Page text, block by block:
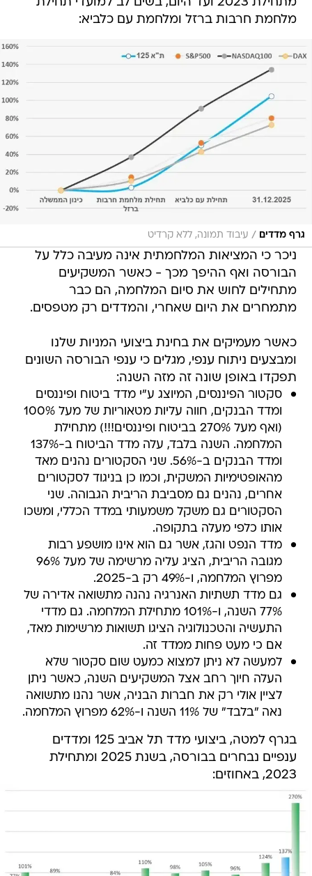
מלחמת חרבות ברזל ומלחמת עם כלביא:
גרף מדדים / עיבוד תמונה, ללא קרדיט
ניכר כי המציאות המלחמתית אינה מעיבה כלל על
הבורסה ואף ההיפך מכך - כאשר המשקיעים
מתחילים לחוש את סיום המלחמה, הם כבר
מתמחרים את היום שאחרי, והמדדים רק מטפסים.
כאשר מעמיקים את בחינת ביצועי המניות שלנו
ומבצעים ניתוח ענפי, מגלים כי ענפי הבורסה השונים
תפקדו באופן שונה זה מזה השנה:
סקטור הפיננסים, המיוצג ע"י מדד ביטוח ופיננסים
ומדד הבנקים, חווה עליות מטאוריות של מעל 100%
(ואף מעל 270% בביטוח ופיננסים!!!) מתחילת
המלחמה. השנה בלבד, עלה מדד הביטוח ב-137%
ומדד הבנקים ב-56%. שני הסקטורים נהנים מאד
מהאופטימיות המשקית, וכמו כן בניגוד לסקטורים
אחרים, נהנים גם מסביבת הריבית הגבוהה. שני
הסקטורים גם משקל משמעותי במדד הכללי, ומשכו
אותו כלפי מעלה בתקופה.
מדד הנפט והגז, אשר גם הוא אינו מושפע רבות
מגובה הריבית, הציג עליה מרשימה של מעל 96%
מפרוץ המלחמה, ו-49% רק ב-2025.
גם מדד תשתיות האנרגיה נהנה מתשואה אדירה של
77% השנה, ו-101% מתחילת המלחמה. גם מדדי
התעשיה והטכנולוגיה הציגו תשואות מרשימות מאד,
אם כי מעט פחות ממדד זה.
למעשה לא ניתן למצוא כמעט שום סקטור שלא
העלה חיוך רחב אצל המשקיעים השנה, כאשר ניתן
לציין אולי רק את חברות הבניה, אשר נהנו מתשואה
נאה "בלבד" של 11% השנה ו-62% מפרוץ המלחמה.
בגרף למטה, ביצועי מדד תל אביב 125 ומדדים
ענפיים נבחרים בבורסה, בשנת 2025 ומתחילת
2023, באחוזים: